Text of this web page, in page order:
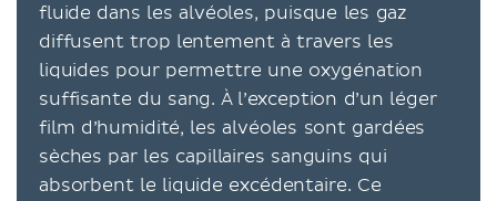
fluide dans les alvéoles, puisque les gaz
diffusent trop lentement à travers les
liquides pour permettre une oxygénation
suffisante du sang. À l’exception d’un léger
film d’humidité, les alvéoles sont gardées
sèches par les capillaires sanguins qui
absorbent le liquide excédentaire. Ce